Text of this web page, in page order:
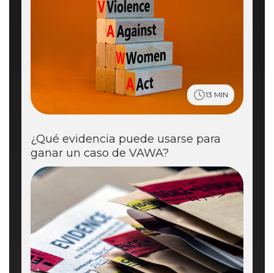
13 MIN
¿Qué evidencia puede usarse para
ganar un caso de VAWA?